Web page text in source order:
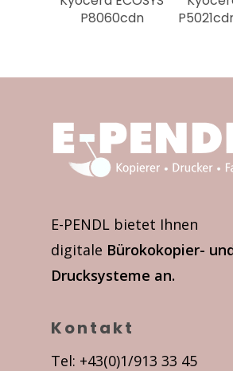
P8060cdn
E-PENDL bietet Ihnen
digitale Bürokokopier-
Drucksysteme an.
Kontakt
Tel: +43(0)1/913 33 45